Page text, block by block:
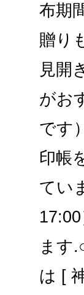
布期
贈り
見開
がお
です
印帳
てい
ます
は [